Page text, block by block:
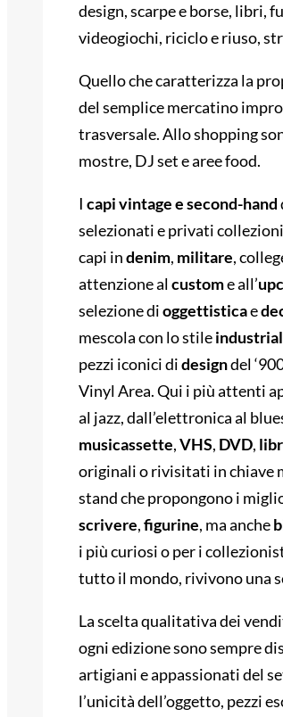
design, scarpe e borse, libri,
videogiochi, riciclo e riuso,
Quello che caratterizza la
del semplice mercatino
trasversale. Allo shopping
mostre, DJ set e aree food.
I capi vintage e second-hand
selezionati e privati
capi indenim, militare,
attenzione alcustome all’
selezione dioggettisticae
mescola con lo stileindustrial
pezzi iconici didesigndel
Vinyl Area. Qui i più attenti
al jazz, dall’elettronica al
musicassette,VHS, DVD,
originali o rivisitati in chiave
stand che propongono i
scrivere,figurine, ma anche
i più curiosi o per i
tutto il mondo, rivivono una
La scelta qualitativa dei
ogni edizione sono sempre
artigiani e appassionati del
l’unicità dell’oggetto, pezzi